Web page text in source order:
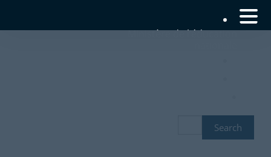
Ministère de l’éducation